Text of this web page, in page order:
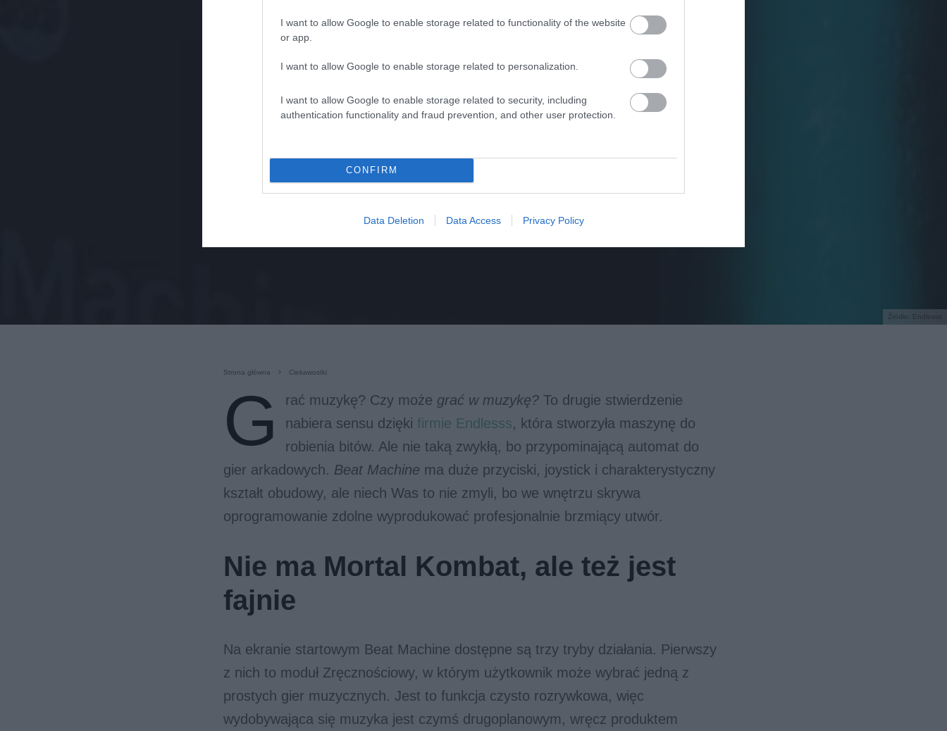
I want to allow Google to enable storage related to functionality of the website
or app.
I want to allow Google to enable storage related to personalization.
I want to allow Google to enable storage related to security, including
authentication functionality and fraud prevention, and other user protection.
CONFIRM
Data Deletion Data Access Privacy Policy
Źródło: Endlesss
Strona główna Ciekawostki
G rać muzykę? Czy może grać w muzykę? To drugie stwierdzenie
nabiera sensu dzięki firmie Endlesss, która stworzyła maszynę do
robienia bitów. Ale nie taką zwykłą, bo przypominającą automat do
gier arkadowych. Beat Machine ma duże przyciski, joystick i charakterystyczny
kształt obudowy, ale niech Was to nie zmyli, bo we wnętrzu skrywa
oprogramowanie zdolne wyprodukować profesjonalnie brzmiący utwór.
Nie ma Mortal Kombat, ale też jest
fajnie
Na ekranie startowym Beat Machine dostępne są trzy tryby działania. Pierwszy
z nich to moduł Zręcznościowy, w którym użytkownik może wybrać jedną z
prostych gier muzycznych. Jest to funkcja czysto rozrywkowa, więc
wydobywająca się muzyka jest czymś drugoplanowym, wręcz produktem